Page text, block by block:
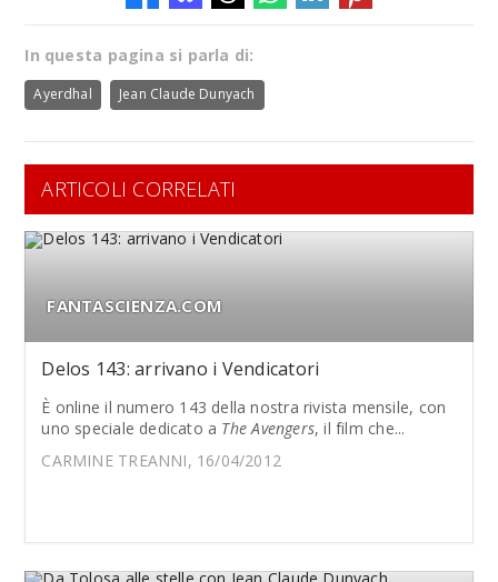
In questa pagina si parla di:
Ayerdhal Jean Claude Dunyach
ARTICOLI CORRELATI
FANTASCIENZA.COM
Delos 143: arrivano i Vendicatori
È online il numero 143 della nostra rivista mensile, con
uno speciale dedicato a The Avengers, il film che...
CARMINE TREANNI, 16/04/2012